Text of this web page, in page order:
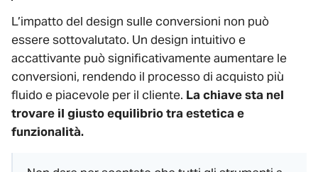
L’impatto del design sulle conversioni non può
essere sottovalutato. Un design intuitivo e
accattivante può significativamente aumentare le
conversioni, rendendo il processo di acquisto più
fluido e piacevole per il cliente. La chiave sta nel
trovare il giusto equilibrio tra estetica e
funzionalità.